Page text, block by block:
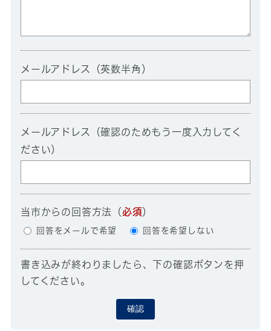
メールアドレス（英数半角）
メールアドレス（確認のためもう一度入力してく
ださい）
当市からの回答方法 （必須）
回答をメールで希望 回答を希望しない
書き込みが終わりましたら、下の確認ボタンを押
してください。
確認